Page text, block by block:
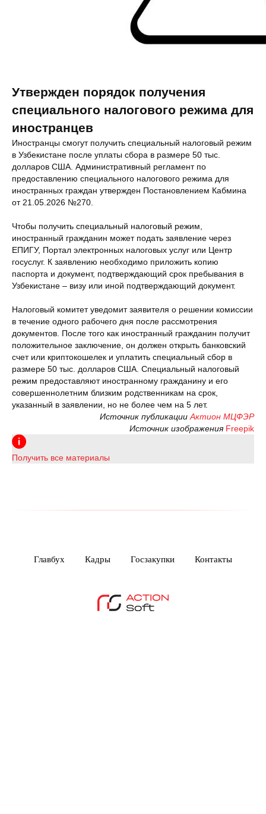
Утвержден порядок получения
специального налогового режима для
иностранцев
Иностранцы смогут получить специальный налоговый режим
в Узбекистане после уплаты сбора в размере 50 тыс.
долларов США. Административный регламент по
предоставлению специального налогового режима для
иностранных граждан утвержден Постановлением Кабмина
от 21.05.2026 №270.
Чтобы получить специальный налоговый режим,
иностранный гражданин может подать заявление через
ЕПИГУ, Портал электронных налоговых услуг или Центр
госуслуг. К заявлению необходимо приложить копию
паспорта и документ, подтверждающий срок пребывания в
Узбекистане – визу или иной подтверждающий документ.
Налоговый комитет уведомит заявителя о решении комиссии
в течение одного рабочего дня после рассмотрения
документов. После того как иностранный гражданин получит
положительное заключение, он должен открыть банковский
счет или криптокошелек и уплатить специальный сбор в
размере 50 тыс. долларов США. Специальный налоговый
режим предоставляют иностранному гражданину и его
совершеннолетним близким родственникам на срок,
указанный в заявлении, но не более чем на 5 лет.
Источник публикации Актион МЦФЭР
Источник изображения Freepik
Получить все материалы
Главбух Кадры Госзакупки Контакты